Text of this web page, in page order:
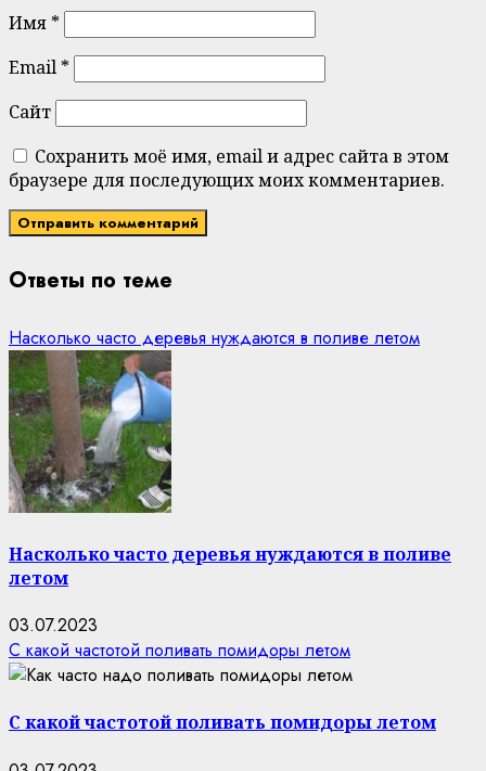
Имя *
Email *
Сайт
Сохранить моё имя, email и адрес сайта в этом
браузере для последующих моих комментариев.
Ответы по теме
Насколько часто деревья нуждаются в поливе летом
Насколько часто деревья нуждаются в поливе
летом
03.07.2023
С какой частотой поливать помидоры летом
С какой частотой поливать помидоры летом